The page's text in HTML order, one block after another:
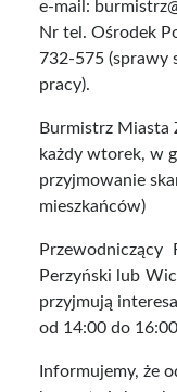
e-mail:
Nr tel. Ośrodek
732-575 (sprawy
pracy).
Burmistrz
każdy wtorek, w
przyjmowanie
mieszkańców)
Perzyński lub
przyjmują
od 14:00 do
Informujemy, że